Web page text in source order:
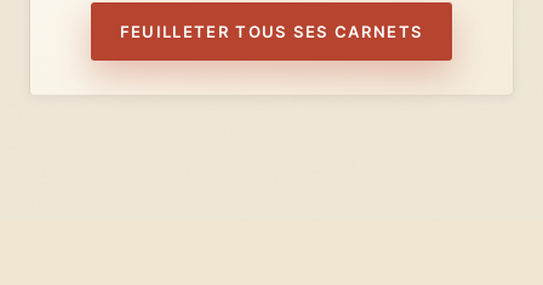
FEUILLETER TOUS SES CARNETS